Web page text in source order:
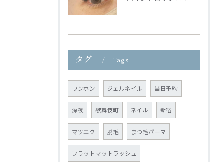
タグ Tags
ワンホン ジェルネイル 当日予約
深夜 歌舞伎町 ネイル 新宿
マツエク 脱毛 まつ毛パーマ
フラットマットラッシュ